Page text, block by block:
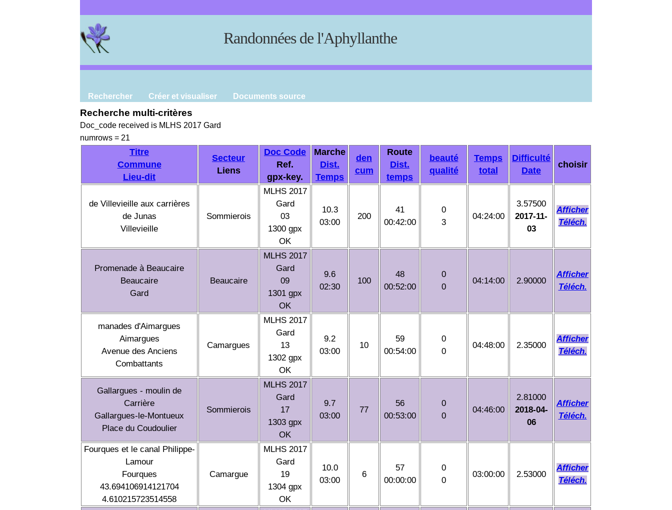
Randonnées de l'Aphyllanthe
Rechercher Créer et visualiser Documents source
Recherche multi-critères
Doc_code received is MLHS 2017 Gard
numrows = 21
Titre
Commune
Lieu-dit
Secteur
Liens
Doc Code
Ref.
gpx-key.
Marche
Dist.
Temps
den
cum
Route
Dist.
temps
beauté
qualité
Temps
total
Difficulté
Date
choisir
de Villevieille aux carrières
de Junas
Villevieille
Sommierois
MLHS 2017
Gard
03
1300 gpx
OK
10.3
03:00
200
41
00:42:00
0
3
04:24:00
3.57500
2017-11-
03
Afficher
Téléch.
Promenade à Beaucaire
Beaucaire
Gard
Beaucaire
MLHS 2017
Gard
09
1301 gpx
OK
9.6
02:30
100
48
00:52:00
0
0
04:14:00 2.90000
Afficher
Téléch.
manades d'Aimargues
Aimargues
Avenue des Anciens
Combattants
Camargues
MLHS 2017
Gard
13
1302 gpx
OK
9.2
03:00
10
59
00:54:00
0
0
04:48:00 2.35000
Afficher
Téléch.
Gallargues - moulin de
Carrière
Gallargues-le-Montueux
Place du Coudoulier
Sommierois
MLHS 2017
Gard
17
1303 gpx
OK
9.7
03:00
77
56
00:53:00
0
0
04:46:00
2.81000
2018-04-
06
Afficher
Téléch.
Fourques et le canal Philippe-
Lamour
Fourques
43.694106914121704
4.610215723514558
Camargue
MLHS 2017
Gard
19
1304 gpx
OK
10.0
03:00
6
57
00:00:00
0
0
03:00:00 2.53000
Afficher
Téléch.